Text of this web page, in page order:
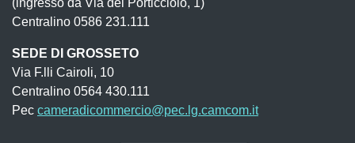
Centralino 0586 231.111
SEDE DI GROSSETO
Via F.lli Cairoli, 10
Centralino 0564 430.111
Pec cameradicommercio@pec.lg.camcom.it